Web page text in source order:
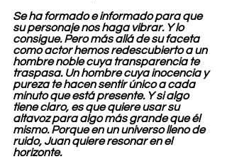
Se ha formado e informado para que
su personaje nos haga vibrar. Y lo
consigue. Pero más allá de su faceta
como actor hemos redescubierto a un
hombre noble cuya transparencia te
traspasa. Un hombre cuya inocencia y
pureza te hacen sentir único a cada
minuto que está presente. Y si algo
tiene claro, es que quiere usar su
altavoz para algo más grande que él
mismo. Porque en un universo lleno de
ruido, Juan quiere resonar en el
horizonte.